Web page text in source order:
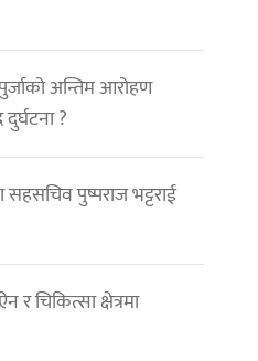
अन्तिम आरोहण
?
सहसचिव पुष्पराज भट्टराई
र चिकित्सा क्षेत्रमा